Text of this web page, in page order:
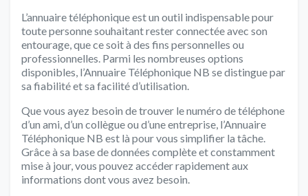
L’annuaire téléphonique est un outil indispensable pour
toute personne souhaitant rester connectée avec son
entourage, que ce soit à des fins personnelles ou
professionnelles. Parmi les nombreuses options
disponibles, l’Annuaire Téléphonique NB se distingue par
sa fiabilité et sa facilité d’utilisation.
Que vous ayez besoin de trouver le numéro de téléphone
d’un ami, d’un collègue ou d’une entreprise, l’Annuaire
Téléphonique NB est là pour vous simplifier la tâche.
Grâce à sa base de données complète et constamment
mise à jour, vous pouvez accéder rapidement aux
informations dont vous avez besoin.